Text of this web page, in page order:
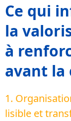
Ce qui
la
à
avant la
1.
lisible et